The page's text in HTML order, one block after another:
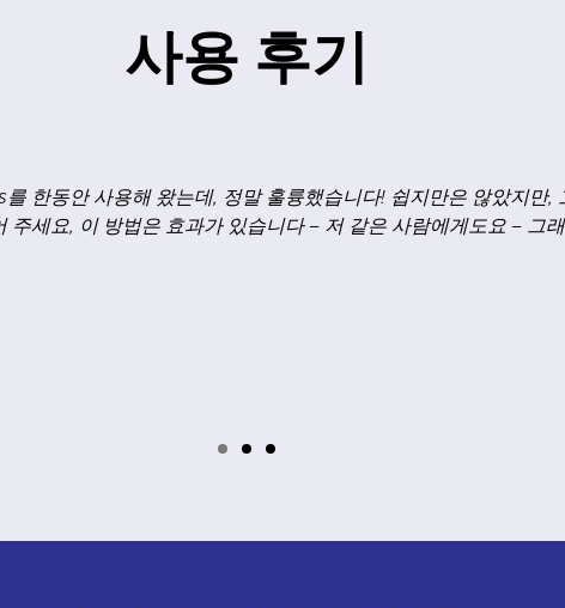
사용 후기
았고 독일어를 더 배웠다는 생각이 듭니다. 가장 도움이 되는 활
각적으로 파악할 수 있습니다. 2) 숙제 책의 발췌문 읽기. 읽는 도